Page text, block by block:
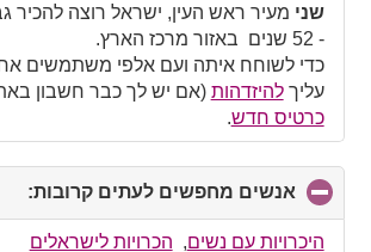
collapse
contents
שני
- 52 שנים באזור מרכז הארץ.
כדי לשוחח איתה ועם אלפי משתמשים
עליךלהיזדהות (אם יש לך כבר חשבון
כרטיס חדש.
אנשים מחפשים לעתים קרובות:
to
היכרויות עם נשים, הכרויות לישראלים